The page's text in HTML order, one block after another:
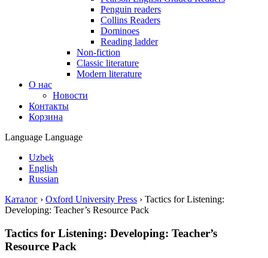
Penguin readers
Collins Readers
Dominoes
Reading ladder
Non-fiction
Classic literature
Modern literature
О нас
Новости
Контакты
Корзина
Language Language
Uzbek
English
Russian
Каталог › Oxford University Press › Tactics for Listening:
Developing: Teacher’s Resource Pack
Tactics for Listening: Developing: Teacher’s
Resource Pack